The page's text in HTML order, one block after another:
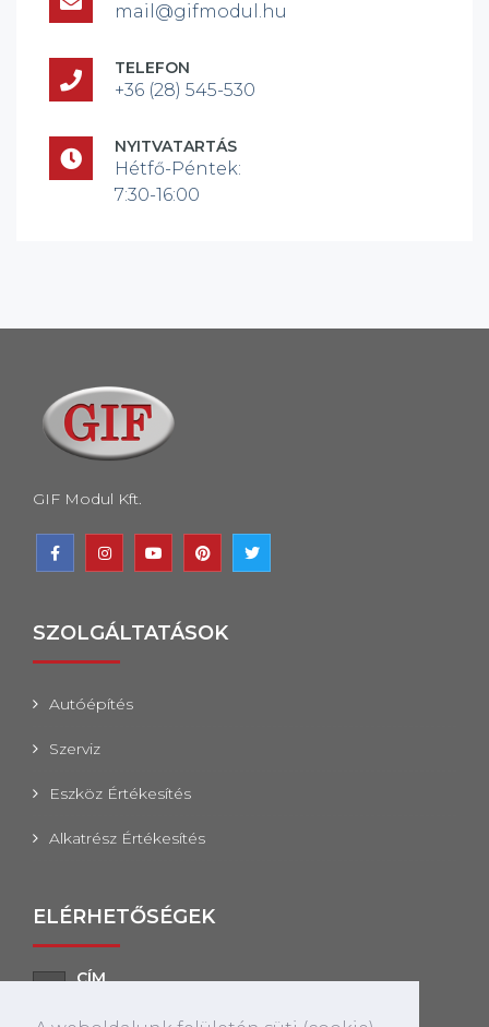
mail@gifmodul.hu
TELEFON
+36 (28) 545-530
NYITVATARTÁS
Hétfő-Péntek:
7:30-16:00
GIF Modul Kft.
SZOLGÁLTATÁSOK
Autóépítés
Szerviz
Eszköz Értékesítés
Alkatrész Értékesítés
ELÉRHETŐSÉGEK
CÍM